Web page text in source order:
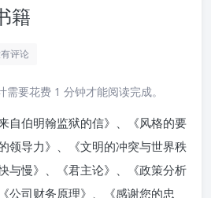
籍
评论
要花费 1 分钟才能阅读完成。
自伯明翰监狱的信》、《风格的要
领导力》、《文明的冲突与世界秩
与慢》、《君主论》、《政策分析
公司财务原理》、《感谢您的忠